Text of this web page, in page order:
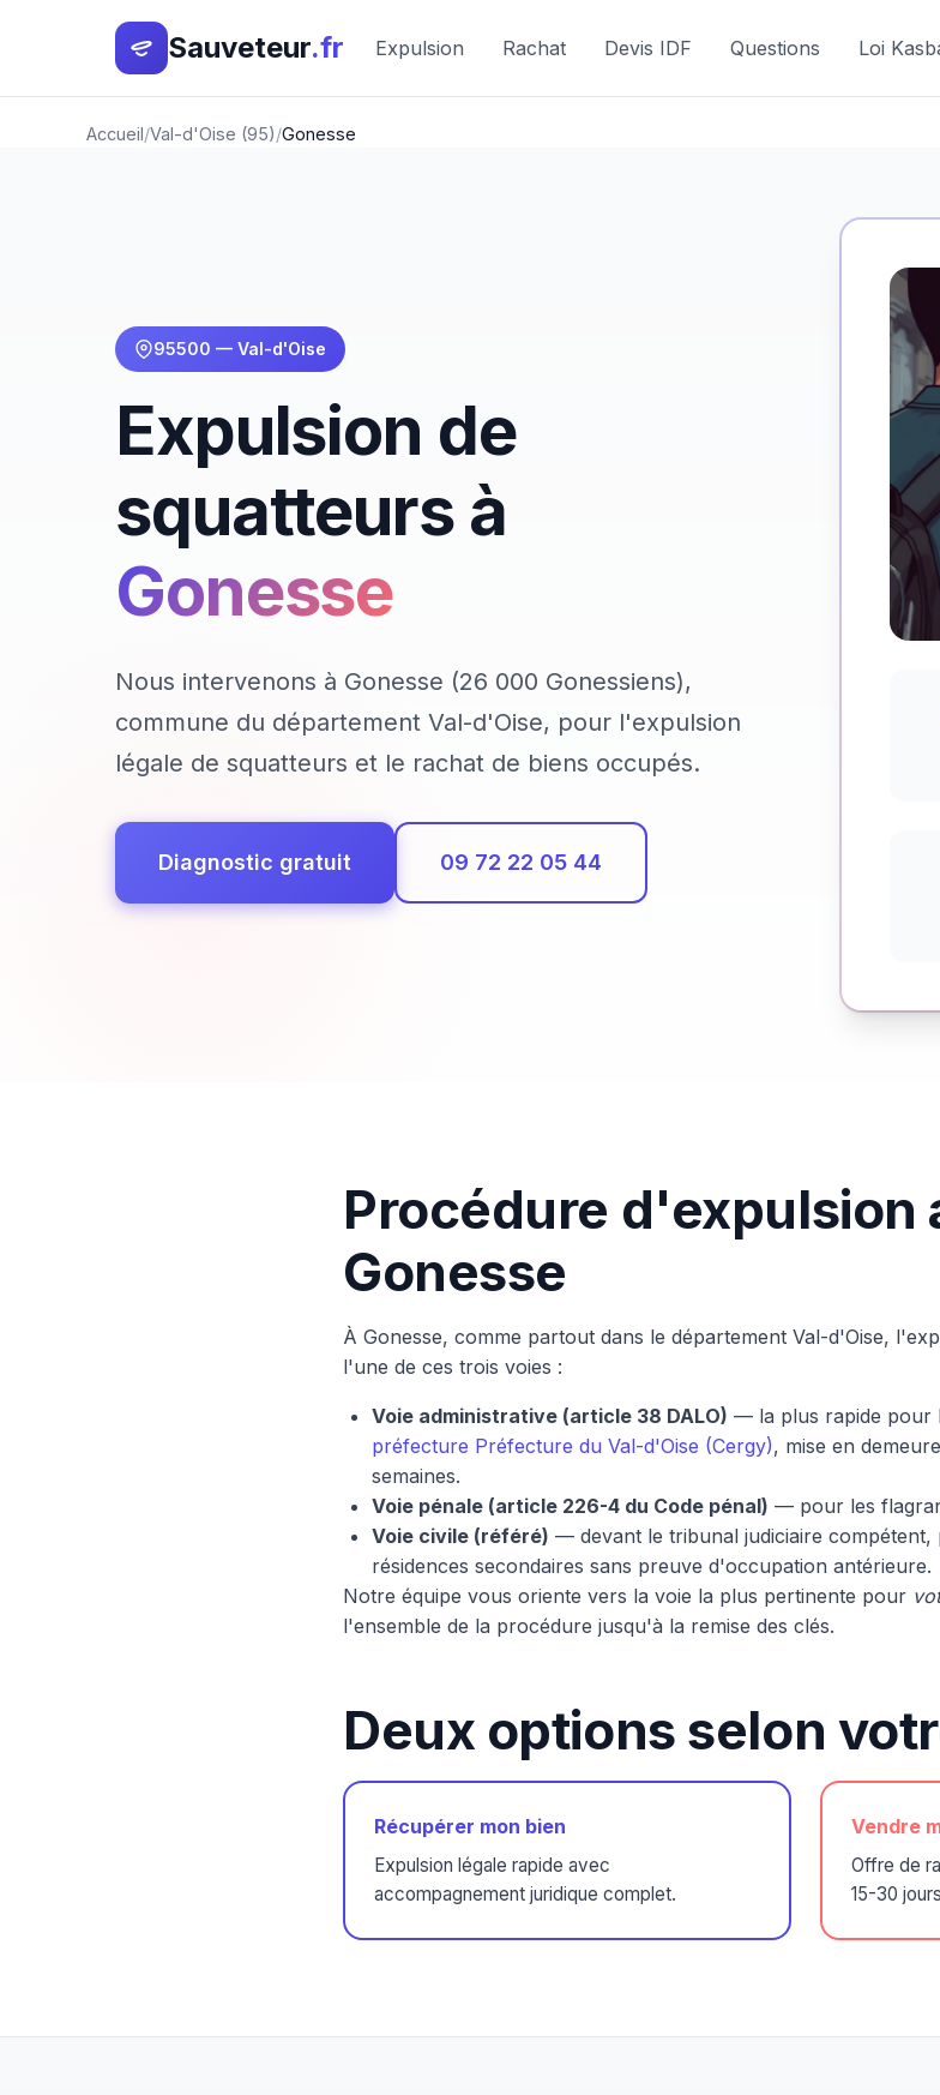
Sauveteur.fr Expulsion Rachat Devis IDF Questions Loi
Accueil Val-d'Oise (95) Gonesse
95500 — Val-d'Oise
Expulsion de
squatteurs à
Gonesse
Nous intervenons à Gonesse (26 000 Gonessiens),
commune du département Val-d'Oise, pour l'expulsion
légale de squatteurs et le rachat de biens occupés.
Diagnostic gratuit 09 72 22 05 44
Procédure d'expulsion
Gonesse
À Gonesse, comme partout dans le département Val-d'Oise,
l'une de ces trois voies :
Voie administrative (article 38 DALO) — la plus rapide pour
préfecture Préfecture du Val-d'Oise (Cergy), mise en
semaines.
Voie pénale (article 226-4 du Code pénal) — pour les
Voie civile (référé) — devant le tribunal judiciaire
résidences secondaires sans preuve d'occupation antérieure.
Notre équipe vous oriente vers la voie la plus pertinente pour
l'ensemble de la procédure jusqu'à la remise des clés.
Deux options selon
Récupérer mon bien
Expulsion légale rapide avec
accompagnement juridique complet.
Vendre
Offre de
15-30